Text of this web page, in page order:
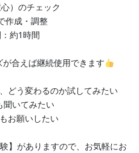
）のチェック
成・調整
約1時間
合えば継続使用できます
どう変わるのか試してみたい
いてみたい
お願いしたい
】がありますので、お気軽にお